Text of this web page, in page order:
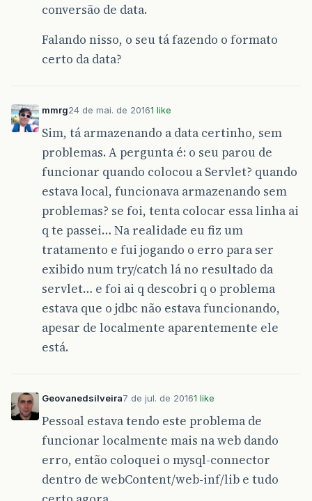
conversão de data.
Falando nisso, o seu tá fazendo o formato
certo da data?
mmrg24 de mai. de 20161 like
Sim, tá armazenando a data certinho, sem
problemas. A pergunta é: o seu parou de
funcionar quando colocou a Servlet? quando
estava local, funcionava armazenando sem
problemas? se foi, tenta colocar essa linha ai
q te passei… Na realidade eu fiz um
tratamento e fui jogando o erro para ser
exibido num try/catch lá no resultado da
servlet… e foi ai q descobri q o problema
estava que o jdbc não estava funcionando,
apesar de localmente aparentemente ele
está.
Geovanedsilveira7 de jul. de 20161 like
Pessoal estava tendo este problema de
funcionar localmente mais na web dando
erro, então coloquei o mysql-connector
dentro de webContent/web-inf/lib e tudo